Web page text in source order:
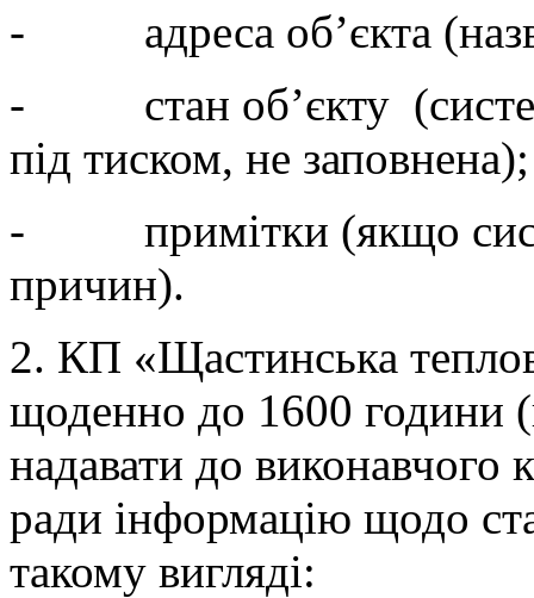
- адреса об’єкта
- стан об’єкту
під тиском, не заповнена);
- примітки (якщо
причин).
2. КП «Щастинська
щоденно до 1600 години
надавати до виконавчого
ради інформацію щодо
такому вигляді: